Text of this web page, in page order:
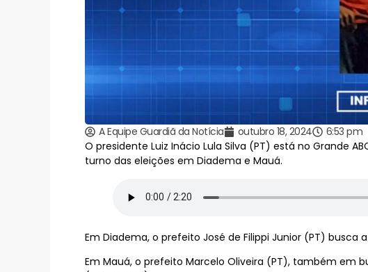
A Equipe Guardiã da Notícia outubro 18, 2024
6:53 pm
O presidente Luiz Inácio Lula Silva (PT) está no Grande
turno das eleições em Diadema e Mauá.
Em Diadema, o prefeito José de Filippi Junior (PT)
Em Mauá, o prefeito Marcelo Oliveira (PT), também em